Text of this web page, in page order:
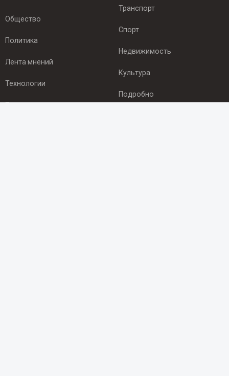
Общество
Политика
Лента мнений
Технологии
Происшествия
Транспорт
Спорт
Недвижимость
Культура
Подробно